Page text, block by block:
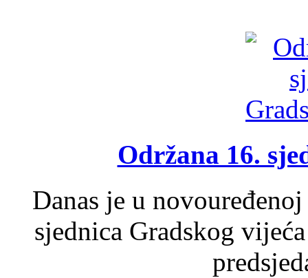
Održana 16.
Danas je u
sjednica Gradskog